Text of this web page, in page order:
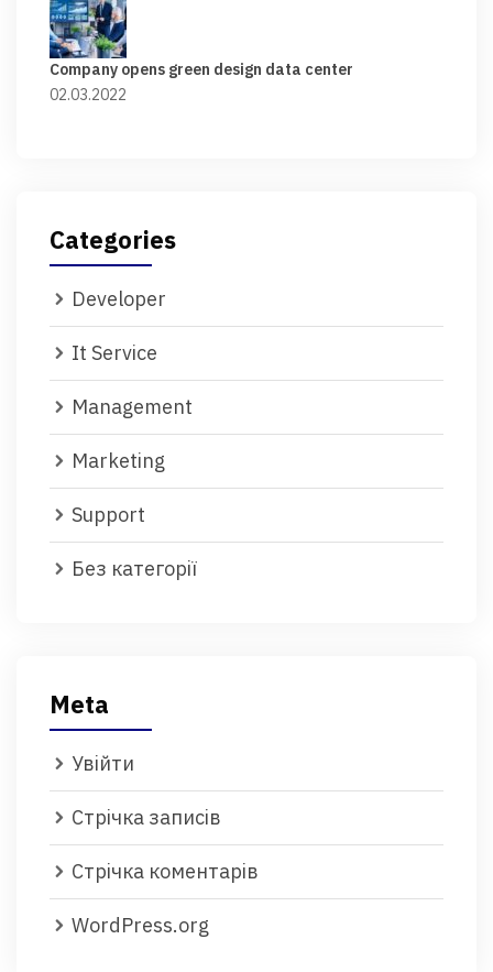
Company opens green design data center
02.03.2022
Categories
Developer
It Service
Management
Marketing
Support
Без категорії
Meta
Увійти
Стрічка записів
Стрічка коментарів
WordPress.org